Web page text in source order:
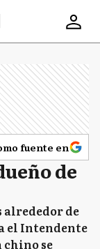
fuente en
de
alrededor de
el Intendente
chino se